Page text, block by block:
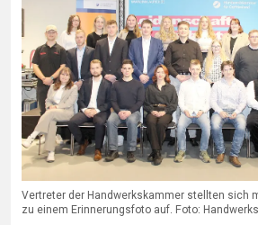
Vertreter der Handwerkskammer stellten sich
zu einem Erinnerungsfoto auf. Foto: